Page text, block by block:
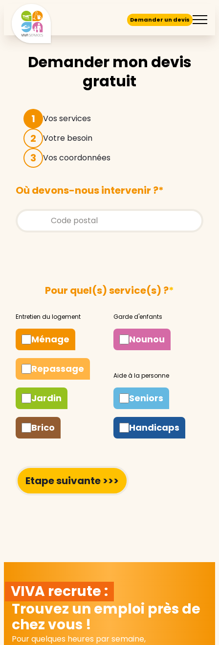
Demander un devis
Demander mon devis
gratuit
1 Vos services
2 Votre besoin
3 Vos coordonnées
Où devons-nous intervenir ?*
Store locator global - Autocompletion
Rechercher
Pour quel(s) service(s) ?*
Ménage
Repassage
Jardin
Brico
Nounou
Seniors
Handicaps
VIVA recrute :
Trouvez un emploi près de
chez vous !
Pour quelques heures par semaine,